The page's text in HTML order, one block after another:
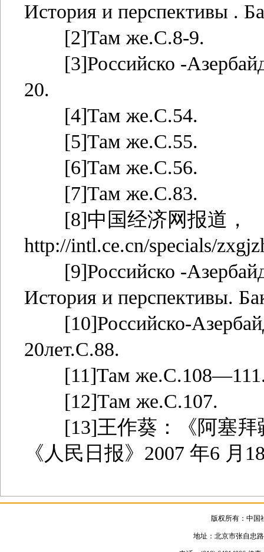
История и перспективы .
[2]Там же.С.8-9.
[3]Российско -
20.
[4]Там же.С.54.
[5]Там же.С.55.
[6]Там же.С.56.
[7]Там же.С.83.
[8]中国经济网报道，
http://intl.ce.cn/specials/
[9]Российско -
История и перспективы.
[10]Российско-
20лет.С.88.
[11]Там
[12]Там же.С.107.
[13]王作葵：《阿塞拜
《人民日报》2007 年6 月
版权所有：中国
地址：北京市张自忠